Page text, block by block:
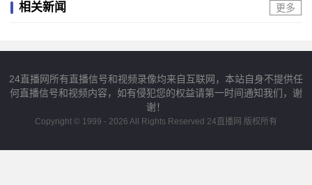
相关新闻 更多
24直播网所有直播信号和视频录像均来自互联网，本站自身不提供任
何直播信号和视频内容，如有侵犯您的权益请第一时间通知我们，谢
谢！
Copyright © 1999 - 2026 All Rights Reserved 24直播网 版权所有